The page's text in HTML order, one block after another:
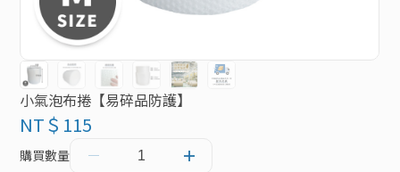
小氣泡布捲【易碎品防護】
NT＄115
購買數量